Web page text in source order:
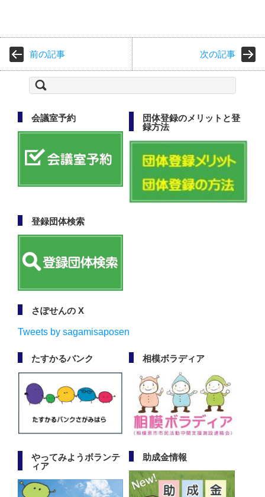
前の記事 次の記事
検
索:
会議室予約
団体登録のメリットと登
録方法
登録団体検索
さぽせんの X
Tweets by sagamisaposen
たすかるバンク 相模ボラディア
やってみようボランテ
ィア
助成金情報